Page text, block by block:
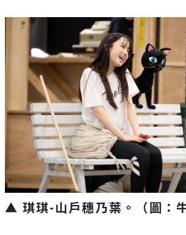
▲ 琪琪-山戶穗乃葉。（圖：牛